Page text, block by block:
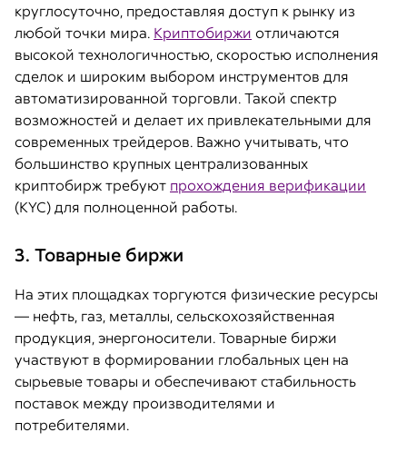
круглосуточно, предоставляя доступ к рынку из
любой точки мира. Криптобиржи отличаются
высокой технологичностью, скоростью исполнения
сделок и широким выбором инструментов для
автоматизированной торговли. Такой спектр
возможностей и делает их привлекательными для
современных трейдеров. Важно учитывать, что
большинство крупных централизованных
криптобирж требуют прохождения верификации
(KYC) для полноценной работы.
3. Товарные биржи
На этих площадках торгуются физические ресурсы
— нефть, газ, металлы, сельскохозяйственная
продукция, энергоносители. Товарные биржи
участвуют в формировании глобальных цен на
сырьевые товары и обеспечивают стабильность
поставок между производителями и
потребителями.